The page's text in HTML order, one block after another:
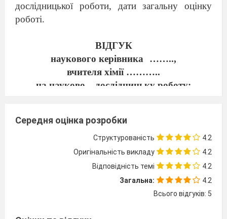
дослідницької роботи, дати загальну оцінку
роботі.
ВІДГУК
наукового керівника
……..,
вчителя хімії ………..
на науково – дослідницьку роботу:
Робота ……. пов'язана з
полімерної хімії — дослідженням фторованих
полімерів, які представляють собою одну із
найбільш цікавих і значимих областей хімії
високомолекулярних сполук.
Дана робота спрямована на виявлення
Середня оцінка розробки
Структурованість
4.2
Оригінальність викладу
4.2
Відповідність темі
4.2
Загальна:
4.2
Всього відгуків: 5